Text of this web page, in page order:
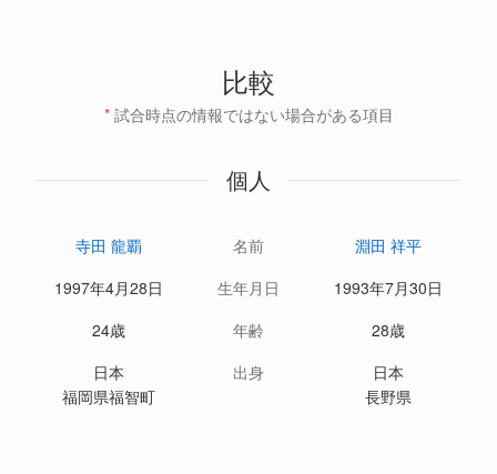
比較
* 試合時点の情報ではない場合がある項目
個人
寺田 龍覇 名前
淵田 祥平
1997年4月28日
生年月日
1993年7月30日
24歳
年齢
28歳
日本
福岡県福智町
出身
日本
長野県